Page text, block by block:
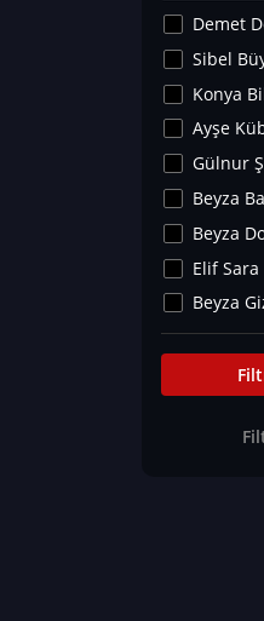
Noroloji
Teknoloji
İklim
Arkeoloji
Yaşam
Eğitim
Demet
Sibel
Konya
Ayşe
Gülnur
Beyza
Beyza
Elif Sara
Beyza
İlknur
Büşra
Can